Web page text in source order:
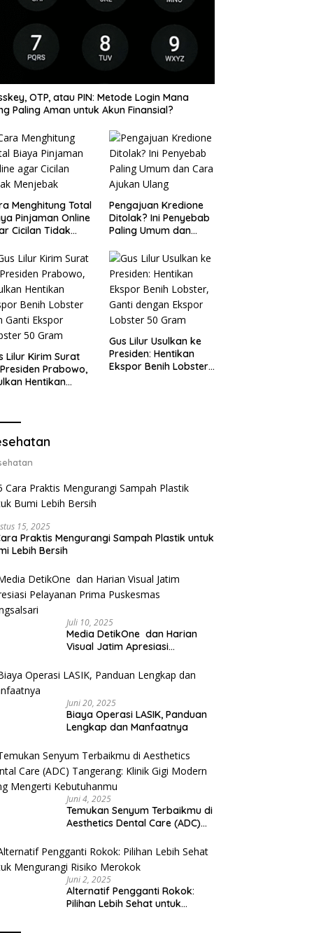
OTP, atau PIN: Metode Login Mana
Paling Aman untuk Akun Finansial?
Menghitung Total
Pinjaman Online
Cicilan Tidak
Pengajuan Kredione
Ditolak? Ini Penyebab
Paling Umum dan
Lilur Kirim Surat
Prabowo,
Hentikan
50 Gram
Gus Lilur Usulkan ke
Presiden: Hentikan
Ekspor Benih Lobster,
15, 2025
Praktis Mengurangi Sampah Plastik untuk
Lebih Bersih
Juli 10, 2025
Media DetikOne dan Harian
Visual Jatim Apresiasi
Bangsalsari
Juni 20, 2025
Biaya Operasi LASIK, Panduan
Lengkap dan Manfaatnya
Juni 4, 2025
Temukan Senyum Terbaikmu di
Aesthetics Dental Care (ADC)
yang Mengerti Kebutuhanmu
Juni 2, 2025
Alternatif Pengganti Rokok:
Pilihan Lebih Sehat untuk